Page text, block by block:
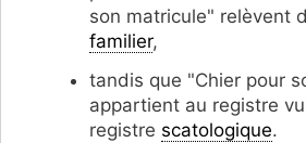
son matricule" relèvent
familier,
tandis que "Chier pour
appartient au registre
registre scatologique.